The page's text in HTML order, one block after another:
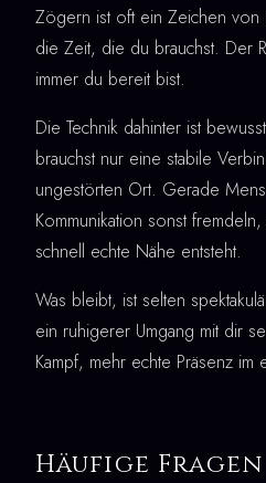
Zögern ist oft ein Zeichen von
die Zeit, die du brauchst. Der
immer du bereit bist.
Die Technik dahinter ist
brauchst nur eine stabile
ungestörten Ort. Gerade
Kommunikation sonst
schnell echte Nähe entsteht.
Was bleibt, ist selten
ein ruhigerer Umgang mit dir
Kampf, mehr echte Präsenz im
Häufige Fragen